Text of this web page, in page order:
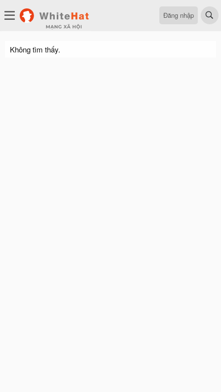
Đăng nhập
Không tìm thấy.